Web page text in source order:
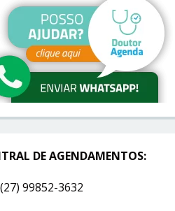
DE AGENDAMENTOS:
(27) 99852-3632